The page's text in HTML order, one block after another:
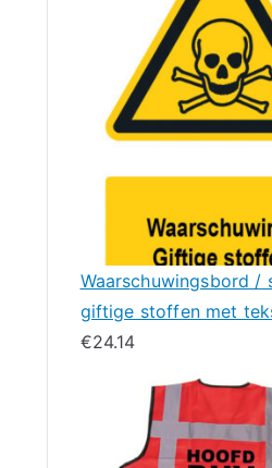
Waarschuwingsbord /
giftige stoffen met
€24.14